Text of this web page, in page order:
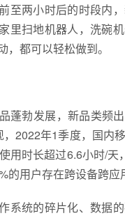
至两小时后的时段内
里扫地机器人，洗碗
，都可以轻松做到。
蓬勃发展，新品类频
2022年1季度，国内
用时长超过6.6小时/天
的用户存在跨设备跨应
系统的碎片化、数据